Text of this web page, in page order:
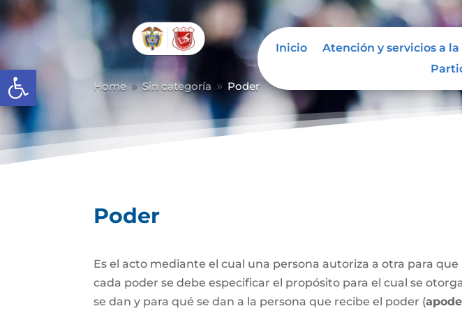
Abrir barra de herramientas
Inicio Atención y servicios a
Home 9 Sin categoría 9 Poder
Poder
Es el acto mediante el cual una persona autoriza a otra para
cada poder se debe especificar el propósito para el cual se
se dan y para qué se dan a la persona que recibe el poder (